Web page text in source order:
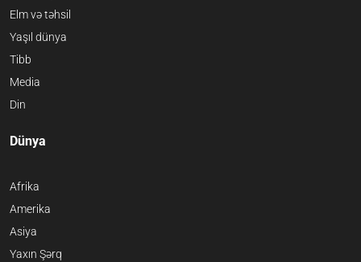
Elm və təhsil
Yaşıl dünya
Tibb
Media
Din
Dünya
Afrika
Amerika
Asiya
Yaxın Şərq